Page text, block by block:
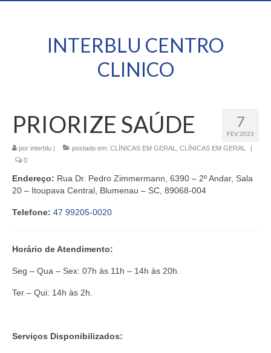
INTERBLU CENTRO
CLINICO
7
FEV 2023
PRIORIZE SAÚDE
por interblu | postado em: CLÍNICAS EM GERAL CLÍNICAS EM GERAL
|
0
Endereço: Rua Dr. Pedro Zimmermann, 6390 – 2º Andar, Sala
20 – Itoupava Central, Blumenau – SC, 89068-004
Telefone: 47 99205-0020
Horário de Atendimento:
Seg – Qua – Sex: 07h às 11h – 14h às 20h.
Ter – Qui: 14h às 2h.
Serviços Disponibilizados: